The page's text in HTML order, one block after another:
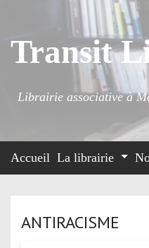
Transit
Librairie associative à
Accueil La librairie
ANTIRACISME